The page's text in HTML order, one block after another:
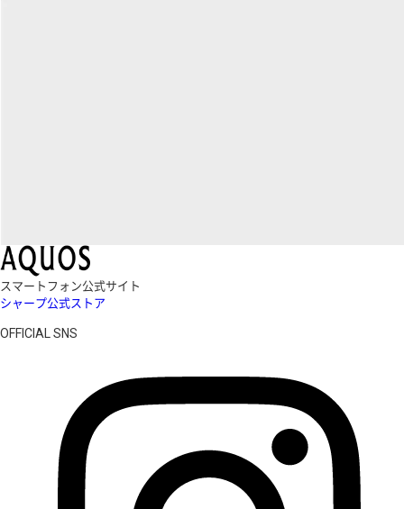
スマートフォン公式サイト
シャープ公式ストア
OFFICIAL SNS